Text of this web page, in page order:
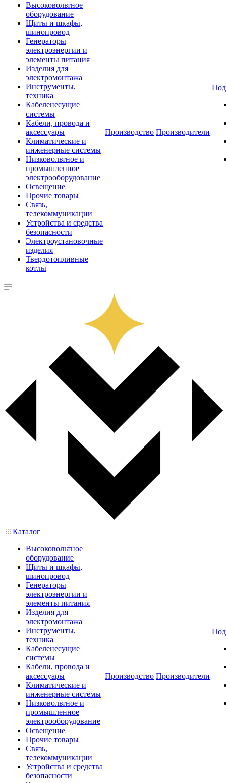
Высоковольтное
оборудование
Щиты и шкафы,
шинопровод
Генераторы
электроэнергии и
элементы питания
Изделия для
электромонтажа
Инструменты,
техника
Кабеленесущие
системы
Кабели, провода и
аксессуары
Климатические и
инженерные системы
Низковольтное и
промышленное
электрооборудование
Освещение
Прочие товары
Связь,
телекоммуникации
Устройства и средства
безопасности
Электроустановочные
изделия
Твердотопливные
котлы
Производство Производители
Каталог
Высоковольтное
оборудование
Щиты и шкафы,
шинопровод
Генераторы
электроэнергии и
элементы питания
Изделия для
электромонтажа
Инструменты,
техника
Кабеленесущие
системы
Кабели, провода и
аксессуары
Климатические и
инженерные системы
Низковольтное и
промышленное
электрооборудование
Освещение
Прочие товары
Связь,
телекоммуникации
Устройства и средства
безопасности
Производство Производители